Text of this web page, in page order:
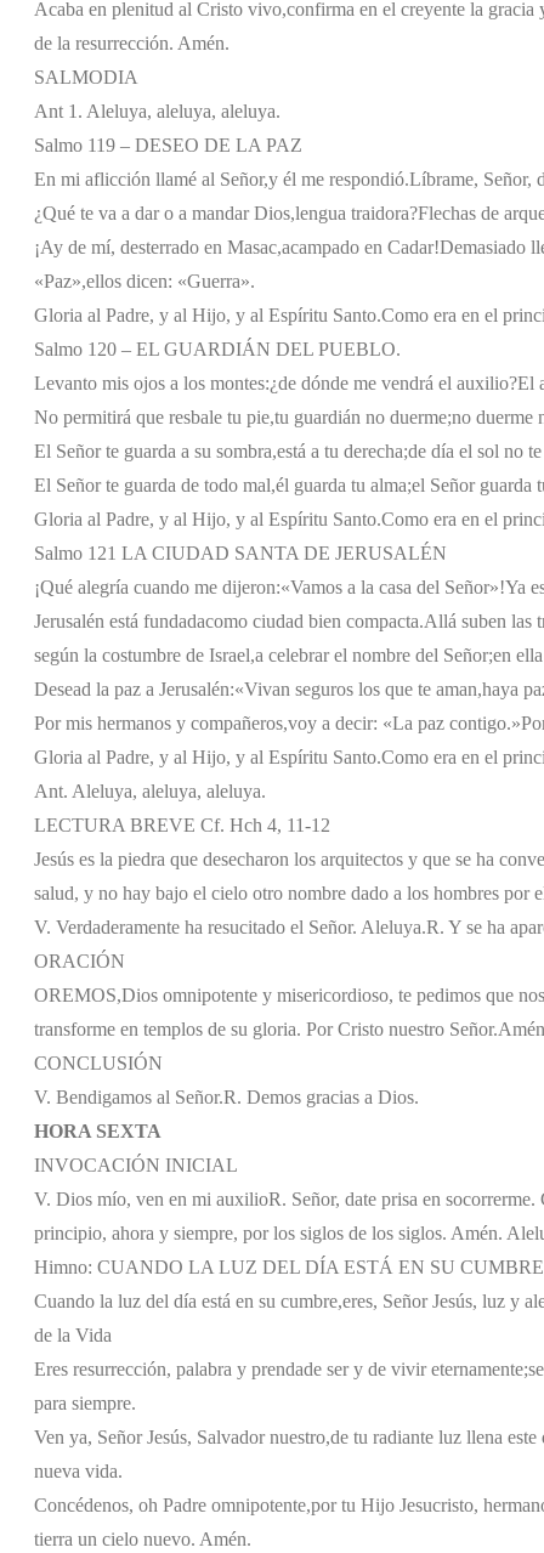
Acaba en plenitud al Cristo vivo,confirma en el creyente la gracia
de la resurrección. Amén.
SALMODIA
Ant 1. Aleluya, aleluya, aleluya.
Salmo 119 – DESEO DE LA PAZ
En mi aflicción llamé al Señor,y él me respondió.Líbrame, Señor,
¿Qué te va a dar o a mandar Dios,lengua traidora?Flechas de
¡Ay de mí, desterrado en Masac,acampado en Cadar!Demasiado
«Paz»,ellos dicen: «Guerra».
Gloria al Padre, y al Hijo, y al Espíritu Santo.Como era en el
Salmo 120 – EL GUARDIÁN DEL PUEBLO.
Levanto mis ojos a los montes:¿de dónde me vendrá el auxilio?El
No permitirá que resbale tu pie,tu guardián no duerme;no duerme
El Señor te guarda a su sombra,está a tu derecha;de día el sol no
El Señor te guarda de todo mal,él guarda tu alma;el Señor guarda
Gloria al Padre, y al Hijo, y al Espíritu Santo.Como era en el
Salmo 121 LA CIUDAD SANTA DE JERUSALÉN
¡Qué alegría cuando me dijeron:«Vamos a la casa del Señor»!Ya
Jerusalén está fundadacomo ciudad bien compacta.Allá suben las
según la costumbre de Israel,a celebrar el nombre del Señor;en
Desead la paz a Jerusalén:«Vivan seguros los que te aman,haya
Por mis hermanos y compañeros,voy a decir: «La paz contigo.»
Gloria al Padre, y al Hijo, y al Espíritu Santo.Como era en el
Ant. Aleluya, aleluya, aleluya.
LECTURA BREVE Cf. Hch 4, 11-12
Jesús es la piedra que desecharon los arquitectos y que se ha
salud, y no hay bajo el cielo otro nombre dado a los hombres por
V. Verdaderamente ha resucitado el Señor. Aleluya.R. Y se ha
ORACIÓN
OREMOS,Dios omnipotente y misericordioso, te pedimos que
transforme en templos de su gloria. Por Cristo nuestro Señor.
CONCLUSIÓN
V. Bendigamos al Señor.R. Demos gracias a Dios.
HORA SEXTA
INVOCACIÓN INICIAL
V. Dios mío, ven en mi auxilioR. Señor, date prisa en
principio, ahora y siempre, por los siglos de los siglos. Amén.
Himno: CUANDO LA LUZ DEL DÍA ESTÁ EN SU CUMBRE
Cuando la luz del día está en su cumbre,eres, Señor Jesús, luz y
de la Vida
Eres resurrección, palabra y prendade ser y de vivir eternamente;
para siempre.
Ven ya, Señor Jesús, Salvador nuestro,de tu radiante luz llena este
nueva vida.
Concédenos, oh Padre omnipotente,por tu Hijo Jesucristo,
tierra un cielo nuevo. Amén.